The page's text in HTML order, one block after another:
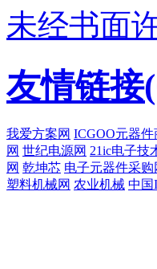
未经书面
友情链接
我爱方案网 ICGOO元器件
网 世纪电源网 21ic电子技
网 乾坤芯 电子元器件采购
塑料机械网 农业机械 中国